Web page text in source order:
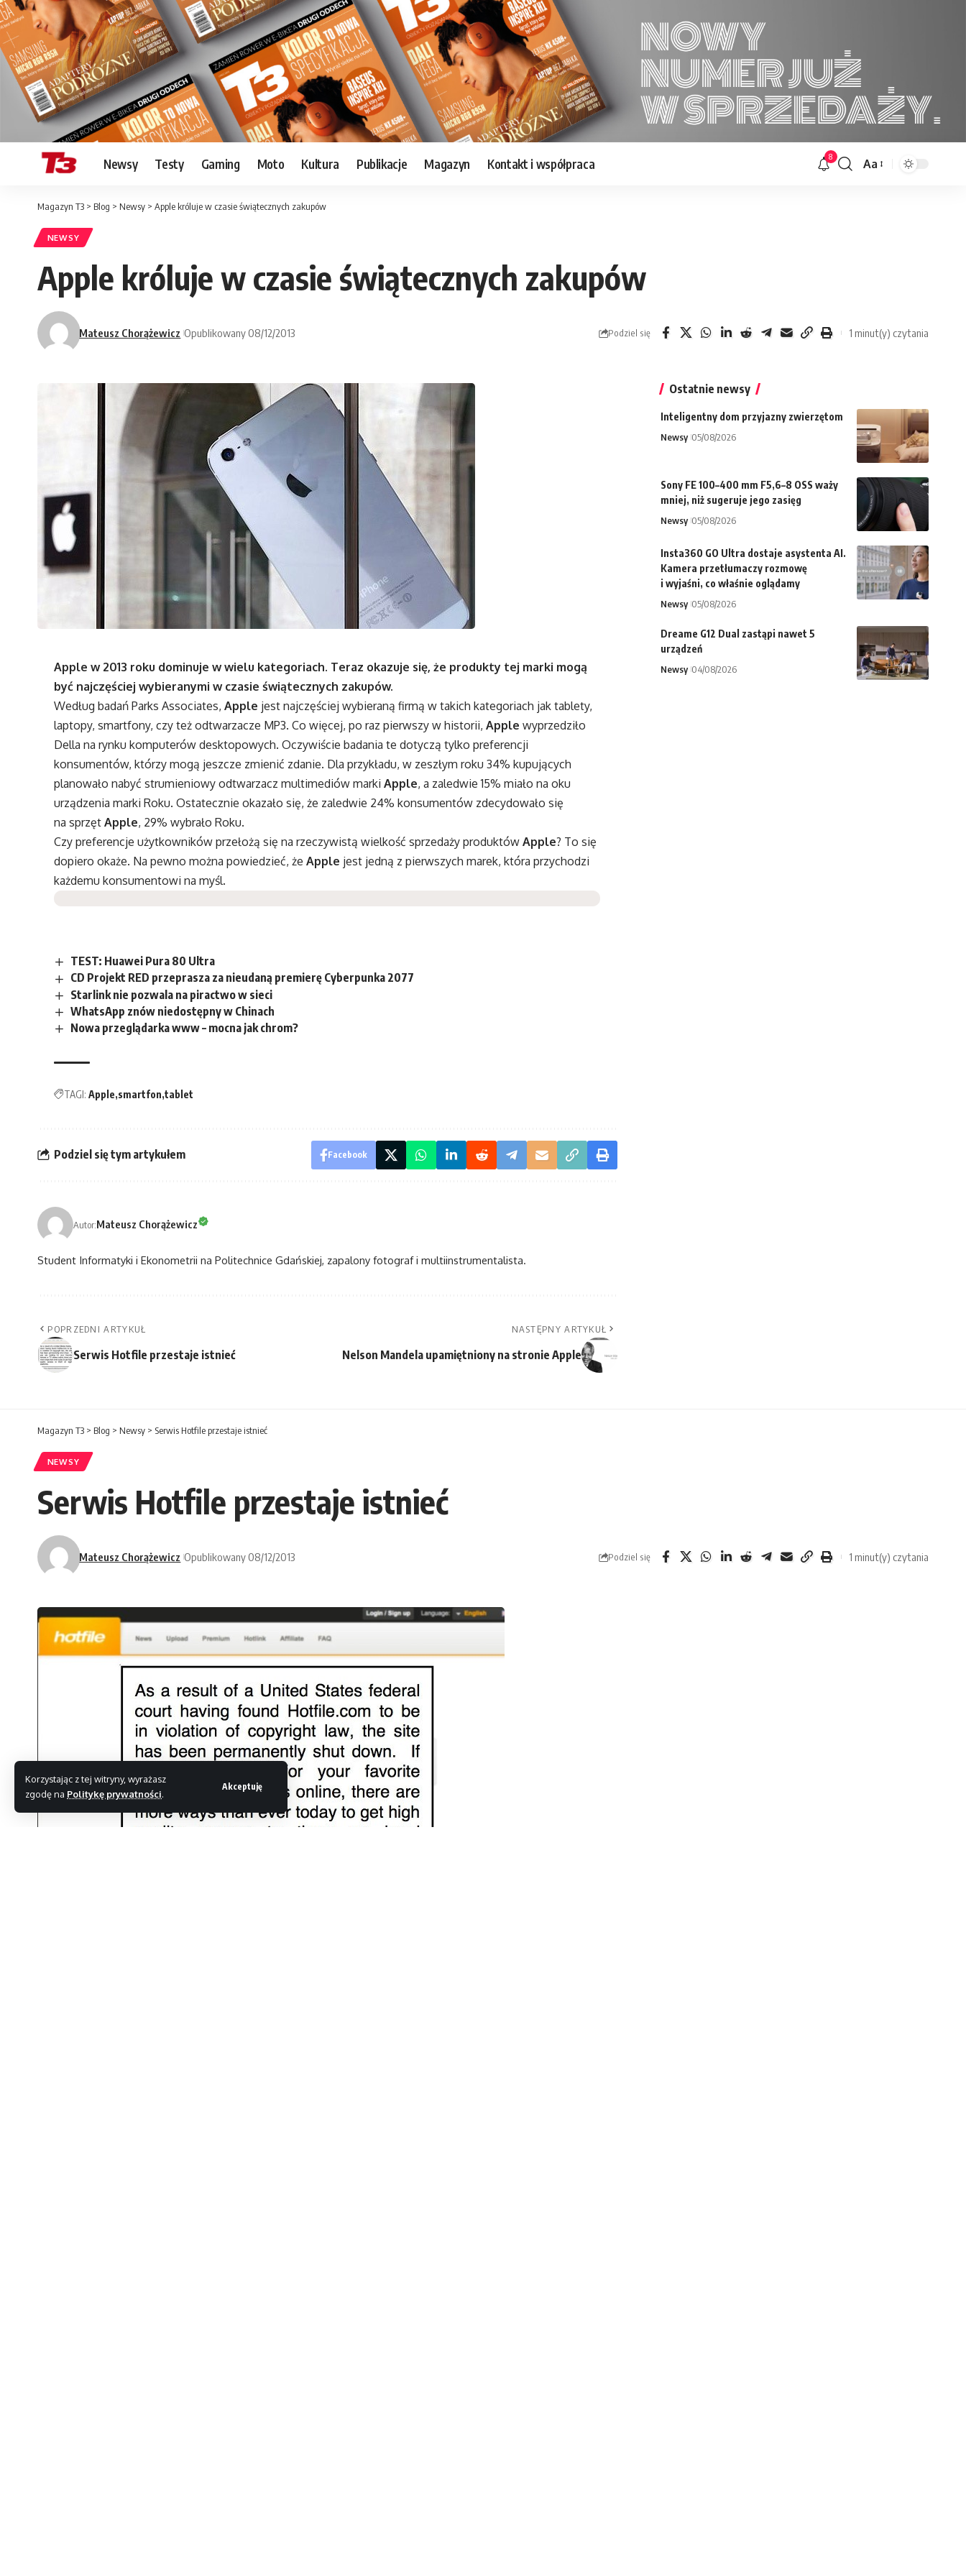
Korzystając z tej witryny, wyrażasz
zgodę na Politykę prywatności.
Akceptuję
Newsy Testy Gaming Moto Kultura Publikacje Magazyn Kontakt i współpraca 8
Font
Aa
Magazyn T3 > Blog > Newsy > Apple króluje w czasie świątecznych zakupów
NEWSY
Apple króluje w czasie świątecznych zakupów
Mateusz Chorążewicz Opublikowany 08/12/2013 Podziel się 1 minut(y) czytania
Apple w 2013 roku dominuje w wielu kategoriach. Teraz okazuje się, że produkty tej marki mogą
być najczęściej wybieranymi w czasie świątecznych zakupów.
Według badań Parks Associates,Apple jest najczęściej wybieraną firmą w takich kategoriach jak tablety,
laptopy, smartfony, czy też odtwarzacze MP3. Co więcej, po raz pierwszy w historii,Apple wyprzedziło
Della na rynku komputerów desktopowych. Oczywiście badania te dotyczą tylko preferencji
konsumentów, którzy mogą jeszcze zmienić zdanie. Dla przykładu, w zeszłym roku 34% kupujących
planowało nabyć strumieniowy odtwarzacz multimediów markiApple, a zaledwie 15% miało na oku
urządzenia marki Roku. Ostatecznie okazało się, że zaledwie 24% konsumentów zdecydowało się
na sprzętApple, 29% wybrało Roku.
Czy preferencje użytkowników przełożą się na rzeczywistą wielkość sprzedaży produktówApple? To się
dopiero okaże. Na pewno można powiedzieć, żeApple jest jedną z pierwszych marek, która przychodzi
każdemu konsumentowi na myśl.
TEST: Huawei Pura 80 Ultra
CD Projekt RED przeprasza za nieudaną premierę Cyberpunka 2077
Starlink nie pozwala na piractwo w sieci
WhatsApp znów niedostępny w Chinach
Nowa przeglądarka www – mocna jak chrom?
TAGI: Apple smartfon tablet
Podziel się tym artykułem Facebook
Autor:Mateusz Chorążewicz
Student Informatyki i Ekonometrii na Politechnice Gdańskiej, zapalony fotograf i multiinstrumentalista.
POPRZEDNI ARTYKUŁ
Serwis Hotfile przestaje istnieć
NASTĘPNY ARTYKUŁ
Nelson Mandela upamiętniony na stronie Apple
Ostatnie newsy
Inteligentny dom przyjazny zwierzętom
Newsy 05/08/2026
Sony FE 100–400 mm F5,6–8 OSS waży
mniej, niż sugeruje jego zasięg
Newsy 05/08/2026
Insta360 GO Ultra dostaje asystenta AI.
Kamera przetłumaczy rozmowę
i wyjaśni, co właśnie oglądamy
Newsy 05/08/2026
Dreame G12 Dual zastąpi nawet 5
urządzeń
Newsy 04/08/2026
Magazyn T3 > Blog > Newsy > Serwis Hotfile przestaje istnieć
NEWSY
Serwis Hotfile przestaje istnieć
Mateusz Chorążewicz Opublikowany 08/12/2013 Podziel się 1 minut(y) czytania